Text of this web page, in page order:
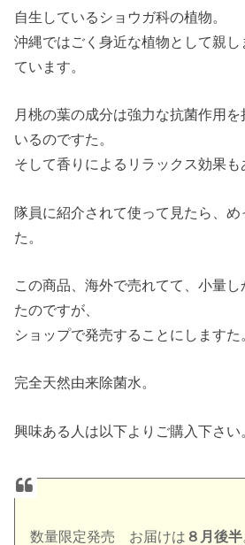
自生しているショウガ科の植物。
沖縄ではごく身近な植物として親
ています。
月桃の葉の成分は強力な抗菌作用
いるのですた。
そして香りによるリラックス効果も
隊員に紹介されて使って見たら、
た。
この商品、海外で売れてて、小量
たのですが、
ショップで発売することにしますた
完全天然由来除菌水。
興味ある人は以下よりご購入下さい
数量限定発売 お届けは ８月後半